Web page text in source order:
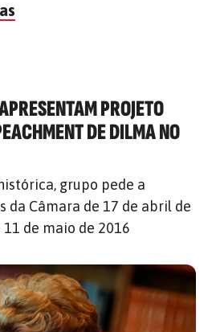
PROJETO
DE DILMA NO
grupo pede a
da Câmara de 17 de abril de
11 de maio de 2016